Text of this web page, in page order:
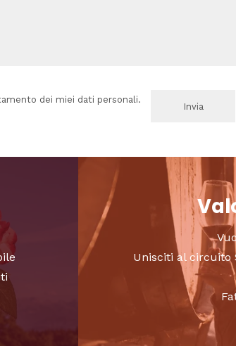
dei miei dati personali.
Unisciti al circuito